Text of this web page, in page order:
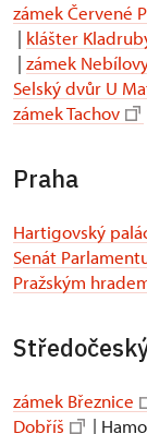
zámek Červené
| klášter
| zámek
Selský dvůr U
zámek Tachov
Praha
Hartigovský
Senát
Pražským
zámek Březnice
Dobříš
|